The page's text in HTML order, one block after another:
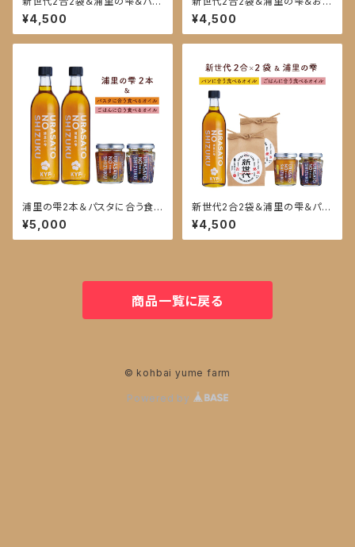
に合う食べるオイル・パスタに合
う食べるオイル
¥4,500
に合う食べるオイル・ごはんに合
う食べるオイル
¥4,500
浦里の雫2本＆パスタに合う食
べるオイル・ごはんに合う食べる
オイル
¥5,000
新世代2合2袋＆浦里の雫＆パン
に合う食べるオイル・ごはんに合
う食べるオイル
¥4,500
商品一覧に戻る
© kohbai yume farm
Powered by